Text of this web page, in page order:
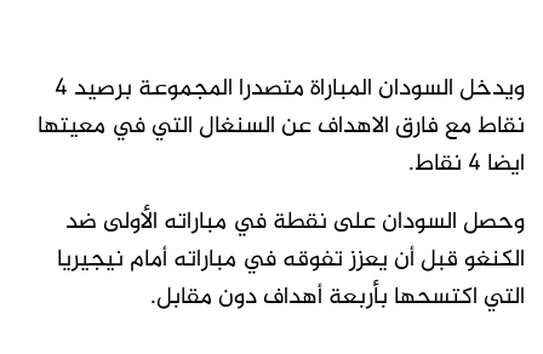
ويدخل السودان المباراة متصدرا المجموعة برصيد 4
نقاط مع فارق الاهداف عن السنغال التي في معيتها
ايضا 4 نقاط.
وحصل السودان على نقطة في مباراته الأولى ضد
الكنغو قبل أن يعزز تفوقه في مباراته أمام نيجيريا
التي اكتسحها بأربعة أهداف دون مقابل.